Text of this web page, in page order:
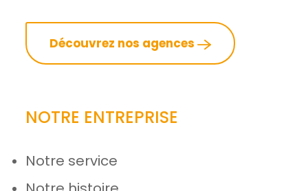
Découvrez nos agences
NOTRE ENTREPRISE
Notre service